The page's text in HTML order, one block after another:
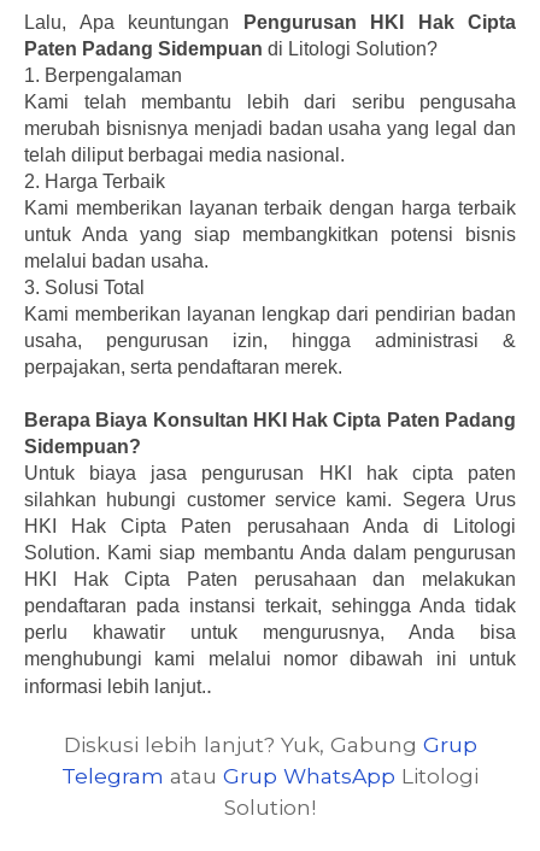
Lalu, Apa keuntungan Pengurusan HKI Hak Cipta
Paten Padang Sidempuan di Litologi Solution?
1. Berpengalaman
Kami telah membantu lebih dari seribu pengusaha
merubah bisnisnya menjadi badan usaha yang legal dan
telah diliput berbagai media nasional.
2. Harga Terbaik
Kami memberikan layanan terbaik dengan harga terbaik
untuk Anda yang siap membangkitkan potensi bisnis
melalui badan usaha.
3. Solusi Total
Kami memberikan layanan lengkap dari pendirian badan
usaha, pengurusan izin, hingga administrasi &
perpajakan, serta pendaftaran merek.
Berapa Biaya Konsultan HKI Hak Cipta Paten Padang
Sidempuan?
Untuk biaya jasa pengurusan HKI hak cipta paten
silahkan hubungi customer service kami. Segera Urus
HKI Hak Cipta Paten perusahaan Anda di Litologi
Solution. Kami siap membantu Anda dalam pengurusan
HKI Hak Cipta Paten perusahaan dan melakukan
pendaftaran pada instansi terkait, sehingga Anda tidak
perlu khawatir untuk mengurusnya, Anda bisa
menghubungi kami melalui nomor dibawah ini untuk
informasi lebih lanjut..
Diskusi lebih lanjut? Yuk, Gabung Grup
Telegram atau Grup WhatsApp Litologi
Solution!